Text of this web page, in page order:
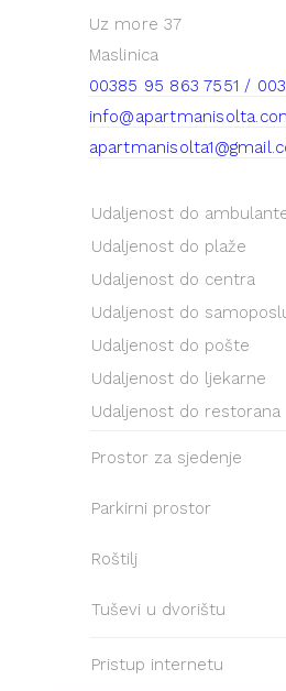
Uz more 37
Maslinica
00385 95 863 7551 /
Udaljenost do
Udaljenost do plaže
Udaljenost do centra
Udaljenost do
Udaljenost do pošte
Udaljenost do ljekarne
Udaljenost do restorana
Prostor za sjedenje
Parkirni prostor
Roštilj
Tuševi u dvorištu
Pristup internetu